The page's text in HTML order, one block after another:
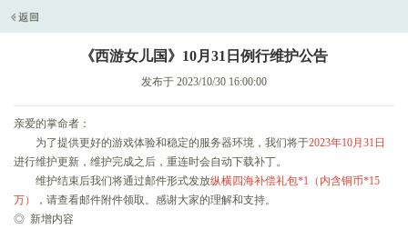
《西游女儿国》10月31日例行维护公告
发布于 2023/10/30 16:00:00
亲爱的掌命者：
为了提供更好的游戏体验和稳定的服务器环境，我们将于2023年10月31 日
进行维护更新，维护完成之后，重连时会自动下载补丁。
维护结束后我们将通过邮件形式发放纵横四海补偿礼包*1（内含铜币*15
万）
，请查看邮件附件领取。感谢大家的理解和支持。
◎ 新增内容